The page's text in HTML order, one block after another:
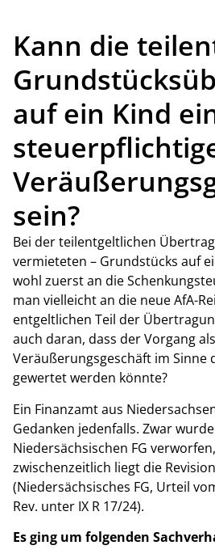
Kann die
auf ein Kind
sein?
Bei der teilentgeltlichen
vermieteten – Grundstücks auf
wohl zuerst an die
man vielleicht an die neue AfA-
entgeltlichen Teil der
auch daran, dass der Vorgang
Veräußerungsgeschäft im Sinne
gewertet werden könnte?
Ein Finanzamt aus
Gedanken jedenfalls. Zwar
Niedersächsischen FG
zwischenzeitlich liegt die
(Niedersächsisches FG, Urteil
Rev. unter IX R 17/24).
Es ging um folgenden